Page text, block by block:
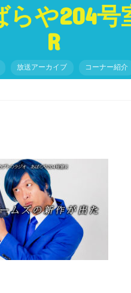
らや204号
R
放送アーカイブ コーナー紹介